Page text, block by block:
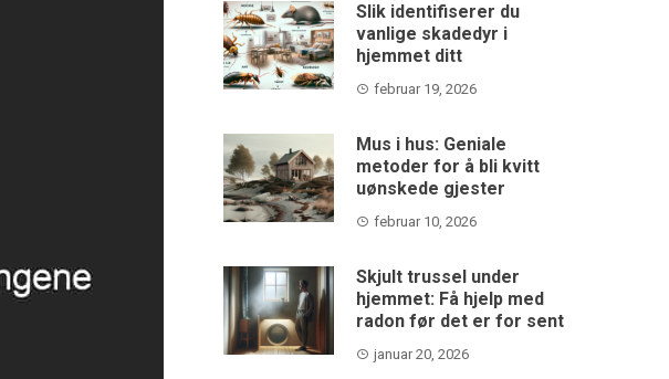
Slik identifiserer du
vanlige skadedyr i
hjemmet ditt
februar 19, 2026
Mus i hus: Geniale
metoder for å bli kvitt
uønskede gjester
februar 10, 2026
Skjult trussel under
hjemmet: Få hjelp med
radon før det er for sent
januar 20, 2026